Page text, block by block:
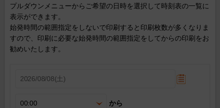
プルダウンメニューからご希望の日時を選択して時刻表の一覧に
表示ができます。
始発時間の範囲指定をしないで印刷すると印刷枚数が多くなりま
すので、印刷に必要な始発時間の範囲指定をしてからの印刷をお
勧めいたします。
から